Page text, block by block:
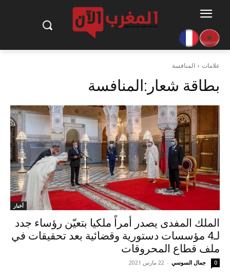
علامات المنافسة
بطاقة شعار:المنافسة
أخبار
الملك المفدى يصدر أمراً ملكيا بتعيّن رؤساء جدد
لـ4 مؤسسات دستورية وقضائية بعد تحقيقات في
ملف قطاع المحروقات
جمال السوسي - 22 مارس 2021 0